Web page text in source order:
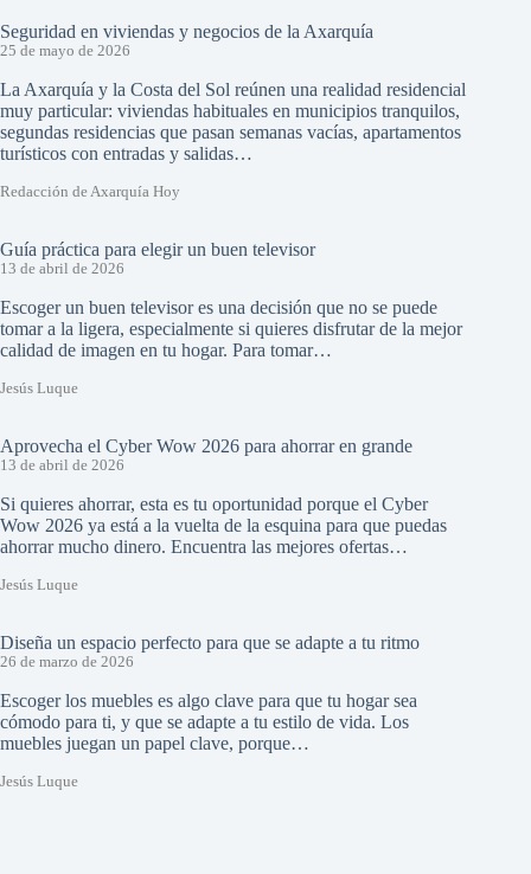
Seguridad en viviendas y negocios de la Axarquía
25 de mayo de 2026
La Axarquía y la Costa del Sol reúnen una realidad residencial
muy particular: viviendas habituales en municipios tranquilos,
segundas residencias que pasan semanas vacías, apartamentos
turísticos con entradas y salidas…
Redacción de Axarquía Hoy
Guía práctica para elegir un buen televisor
13 de abril de 2026
Escoger un buen televisor es una decisión que no se puede
tomar a la ligera, especialmente si quieres disfrutar de la mejor
calidad de imagen en tu hogar. Para tomar…
Jesús Luque
Aprovecha el Cyber Wow 2026 para ahorrar en grande
13 de abril de 2026
Si quieres ahorrar, esta es tu oportunidad porque el Cyber
Wow 2026 ya está a la vuelta de la esquina para que puedas
ahorrar mucho dinero. Encuentra las mejores ofertas…
Jesús Luque
Diseña un espacio perfecto para que se adapte a tu ritmo
26 de marzo de 2026
Escoger los muebles es algo clave para que tu hogar sea
cómodo para ti, y que se adapte a tu estilo de vida. Los
muebles juegan un papel clave, porque…
Jesús Luque